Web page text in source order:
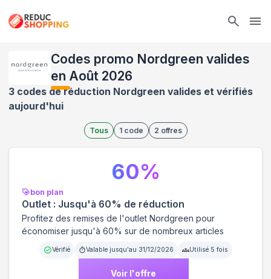
Codes promo Nordgreen valides
en Août 2026
3 codes de réduction Nordgreen valides et vérifiés
aujourd'hui
Tous 1 code 2 offres
bon plan
Outlet : Jusqu'à 60% de réduction
Profitez des remises de l'outlet Nordgreen pour
économiser jusqu'à 60% sur de nombreux articles
Vérifié Valable jusqu'au 31/12/2026 Utilisé 5 fois
Voir l'offre
60%